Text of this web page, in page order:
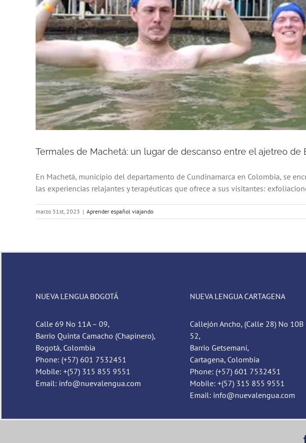
Termales de Machetá: un lugar de descanso entre el ajetreo de
En Machetá, municipio del departamento de Cundinamarca en Colombia, se
las experiencias relajantes y terapéuticas que ofrece a sus visitantes:
marzo 31st, 2023 | Aprender español viajando
NUEVA LENGUA BOGOTÁ
Calle 69 No 11A – 09,
Barrio Quinta Camacho (Chapinero),
Bogotá, Colombia
Phone: (+57) 601 7532451
Mobile: +(57) 315 855 9551
Email: info@nuevalengua.com
NUEVA LENGUA CARTAGENA
Callejón Ancho, (Calle 28) No 10B
52,
Barrio Getsemaní,
Cartagena, Colombia
Phone: (+57) 601 7532451
Mobile: +(57) 315 855 9551
Email: info@nuevalengua.com